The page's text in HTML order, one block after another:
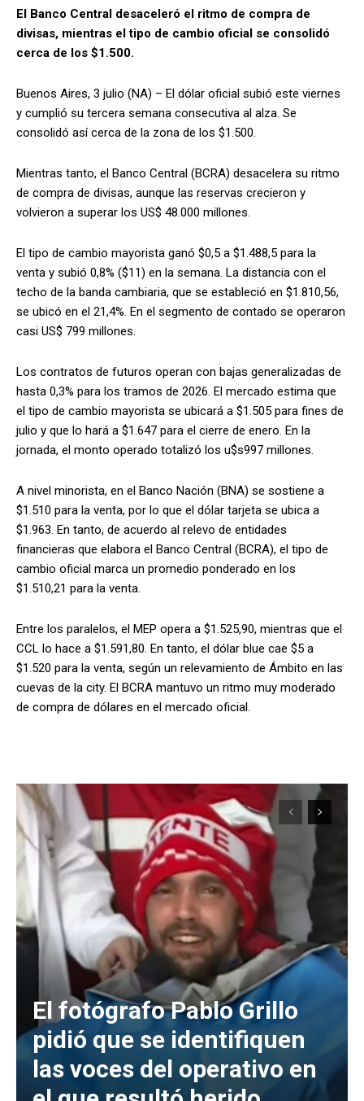
El Banco Central desaceleró el ritmo de compra de
divisas, mientras el tipo de cambio oficial se consolidó
cerca de los $1.500.
Buenos Aires, 3 julio (NA) – El dólar oficial subió este viernes
y cumplió su tercera semana consecutiva al alza. Se
consolidó así cerca de la zona de los $1.500.
Mientras tanto, el Banco Central (BCRA) desacelera su ritmo
de compra de divisas, aunque las reservas crecieron y
volvieron a superar los US$ 48.000 millones.
El tipo de cambio mayorista ganó $0,5 a $1.488,5 para la
venta y subió 0,8% ($11) en la semana. La distancia con el
techo de la banda cambiaria, que se estableció en $1.810,56,
se ubicó en el 21,4%. En el segmento de contado se operaron
casi US$ 799 millones.
Los contratos de futuros operan con bajas generalizadas de
hasta 0,3% para los tramos de 2026. El mercado estima que
el tipo de cambio mayorista se ubicará a $1.505 para fines de
julio y que lo hará a $1.647 para el cierre de enero. En la
jornada, el monto operado totalizó los u$s997 millones.
A nivel minorista, en el Banco Nación (BNA) se sostiene a
$1.510 para la venta, por lo que el dólar tarjeta se ubica a
$1.963. En tanto, de acuerdo al relevo de entidades
financieras que elabora el Banco Central (BCRA), el tipo de
cambio oficial marca un promedio ponderado en los
$1.510,21 para la venta.
Entre los paralelos, el MEP opera a $1.525,90, mientras que el
CCL lo hace a $1.591,80. En tanto, el dólar blue cae $5 a
$1.520 para la venta, según un relevamiento de Ámbito en las
cuevas de la city. El BCRA mantuvo un ritmo muy moderado
de compra de dólares en el mercado oficial.
El fotógrafo Pablo Grillo
pidió que se identifiquen
las voces del operativo en